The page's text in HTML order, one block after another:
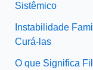
Sistêmico
Instabilidade
Curá-las
O que Significa